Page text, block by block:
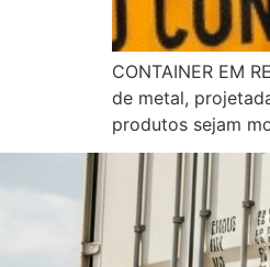
CONTAINER EM
de metal,
produtos sejam